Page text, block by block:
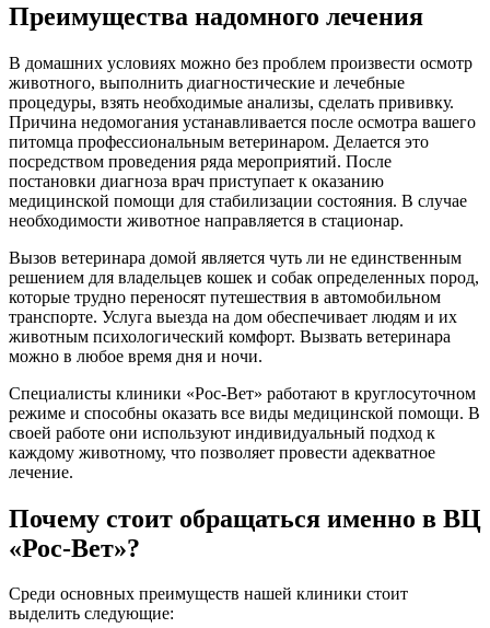
Преимущества надомного лечения
В домашних условиях можно без проблем произвести осмотр
животного, выполнить диагностические и лечебные
процедуры, взять необходимые анализы, сделать прививку.
Причина недомогания устанавливается после осмотра вашего
питомца профессиональным ветеринаром. Делается это
посредством проведения ряда мероприятий. После
постановки диагноза врач приступает к оказанию
медицинской помощи для стабилизации состояния. В случае
необходимости животное направляется в стационар.
Вызов ветеринара домой является чуть ли не единственным
решением для владельцев кошек и собак определенных пород,
которые трудно переносят путешествия в автомобильном
транспорте. Услуга выезда на дом обеспечивает людям и их
животным психологический комфорт. Вызвать ветеринара
можно в любое время дня и ночи.
Специалисты клиники «Рос-Вет» работают в круглосуточном
режиме и способны оказать все виды медицинской помощи. В
своей работе они используют индивидуальный подход к
каждому животному, что позволяет провести адекватное
лечение.
Почему стоит обращаться именно в ВЦ
«Рос-Вет»?
Среди основных преимуществ нашей клиники стоит
выделить следующие: